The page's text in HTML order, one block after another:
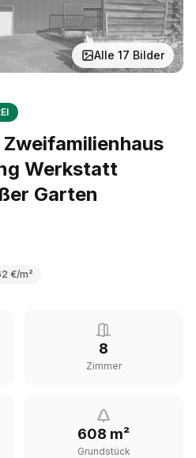
Alle 17 Bilder
Werkstatt
Garten
€/m²
8
Zimmer
608 m²
Grundstück